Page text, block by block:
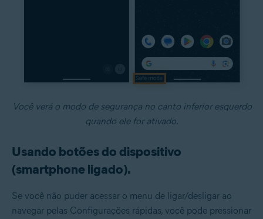
Você verá o modo de segurança no canto inferior esquerdo
quando ele for ativado.
Usando botões do dispositivo
(smartphone ligado).
Se você não puder acessar o menu de ligar/desligar ao
navegar pelas Configurações rápidas, você pode pressionar